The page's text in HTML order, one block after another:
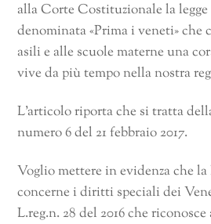
alla Corte Costituzionale la legge
denominata «Prima i veneti» che
asili e alle scuole materne una
vive da più tempo nella nostra
L’articolo riporta che si tratta
numero 6 del 21 febbraio 2017.
Voglio mettere in evidenza che
concerne i diritti speciali dei
L.reg.n. 28 del 2016 che